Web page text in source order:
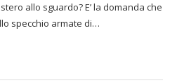
allo sguardo? E’ la domanda che
specchio armate di…